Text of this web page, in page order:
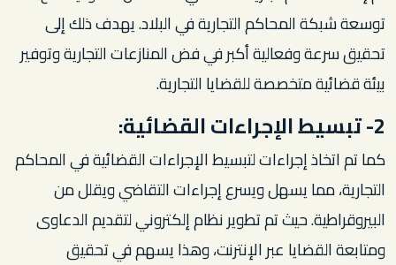
توسعة شبكة المحاكم التجارية في البلاد. يهدف ذلك إلى
تحقيق سرعة وفعالية أكبر في فض المنازعات التجارية وتوفير
بيئة قضائية متخصصة للقضايا التجارية.
2- تبسيط الإجراءات القضائية:
كما تم اتخاذ إجراءات لتبسيط الإجراءات القضائية في المحاكم
التجارية، مما يسهل ويسرع إجراءات التقاضي ويقلل من
البيروقراطية. حيث تم تطوير نظام إلكتروني لتقديم الدعاوى
ومتابعة القضايا عبر الإنترنت، وهذا يسهم في تحقيق